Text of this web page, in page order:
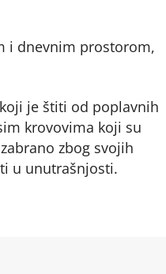
i dnevnim prostorom,
je štiti od poplavnih
krovovima koji su
zbog svojih
u unutrašnjosti.